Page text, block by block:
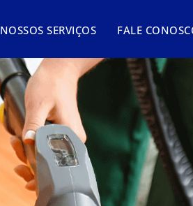
NOSSOS SERVIÇOS FALE